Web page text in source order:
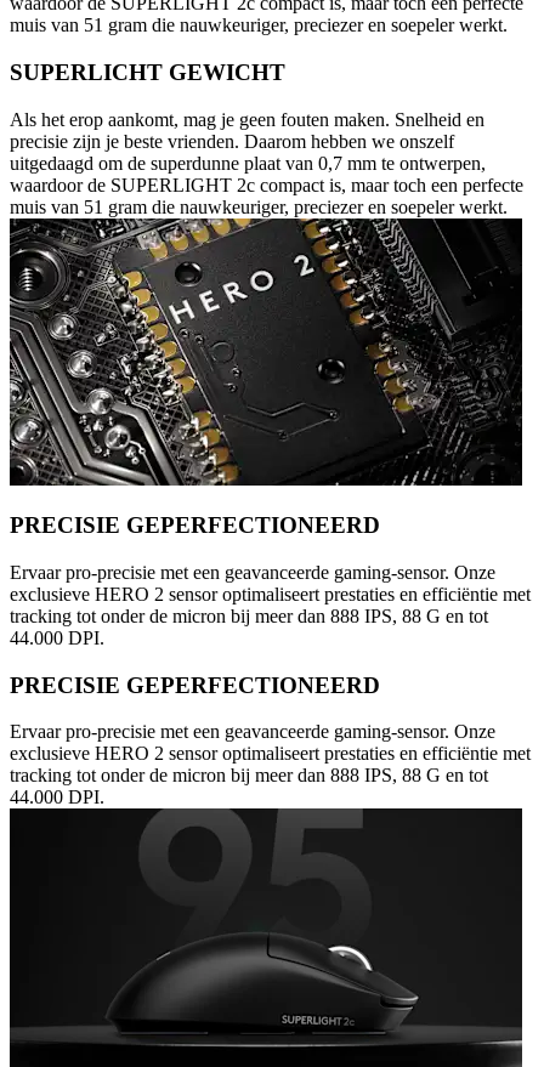
muis van 51 gram die nauwkeuriger, preciezer en soepeler werkt.
SUPERLICHT GEWICHT
Als het erop aankomt, mag je geen fouten maken. Snelheid en
precisie zijn je beste vrienden. Daarom hebben we onszelf
uitgedaagd om de superdunne plaat van 0,7 mm te ontwerpen,
waardoor de SUPERLIGHT 2c compact is, maar toch een perfecte
muis van 51 gram die nauwkeuriger, preciezer en soepeler werkt.
PRECISIE GEPERFECTIONEERD
Ervaar pro-precisie met een geavanceerde gaming-sensor. Onze
exclusieve HERO 2 sensor optimaliseert prestaties en efficiëntie met
tracking tot onder de micron bij meer dan 888 IPS, 88 G en tot
44.000 DPI.
PRECISIE GEPERFECTIONEERD
Ervaar pro-precisie met een geavanceerde gaming-sensor. Onze
exclusieve HERO 2 sensor optimaliseert prestaties en efficiëntie met
tracking tot onder de micron bij meer dan 888 IPS, 88 G en tot
44.000 DPI.